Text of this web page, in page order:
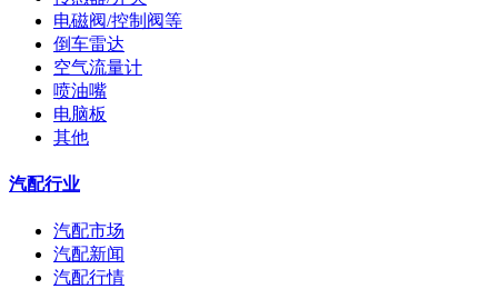
电磁阀/控制阀等
倒车雷达
空气流量计
喷油嘴
电脑板
其他
汽配行业
汽配市场
汽配新闻
汽配行情